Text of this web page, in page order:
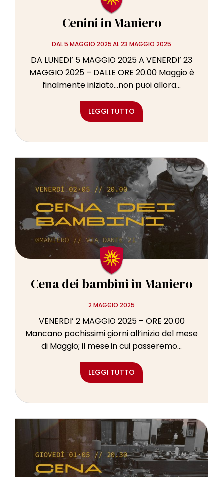
Cenini in Maniero
DAL 5 MAGGIO 2025 AL 23 MAGGIO 2025
DA LUNEDI’ 5 MAGGIO 2025 A VENERDI’ 23
MAGGIO 2025 – DALLE ORE 20.00 Maggio è
finalmente iniziato…non puoi allora...
LEGGI TUTTO
Cena dei bambini in Maniero
2 MAGGIO 2025
VENERDI’ 2 MAGGIO 2025 – ORE 20.00
Mancano pochissimi giorni all’inizio del mese
di Maggio; il mese in cui passeremo...
LEGGI TUTTO